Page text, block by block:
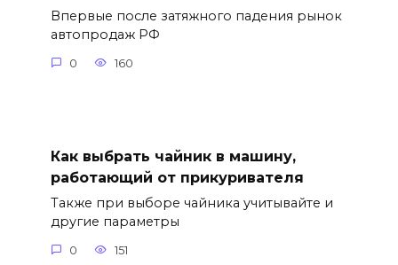
Впервые после затяжного падения рынок
автопродаж РФ
0 160
Как выбрать чайник в машину,
работающий от прикуривателя
Также при выборе чайника учитывайте и
другие параметры
0 151